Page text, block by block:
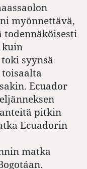
myönnettävä,
todennäköisesti
kuin
syynsä
Ecuador
pitkin
Ecuadorin
matka